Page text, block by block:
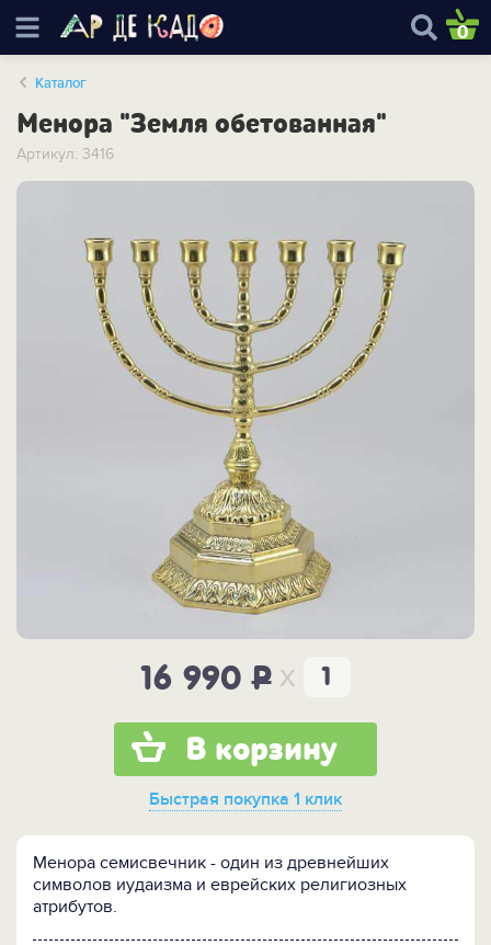
0
Каталог
Менора "Земля обетованная"
Артикул: 3416
16 990P x
В корзину
Быстрая покупка 1 клик
Менора семисвечник - один из древнейших
символов иудаизма и еврейских религиозных
атрибутов.